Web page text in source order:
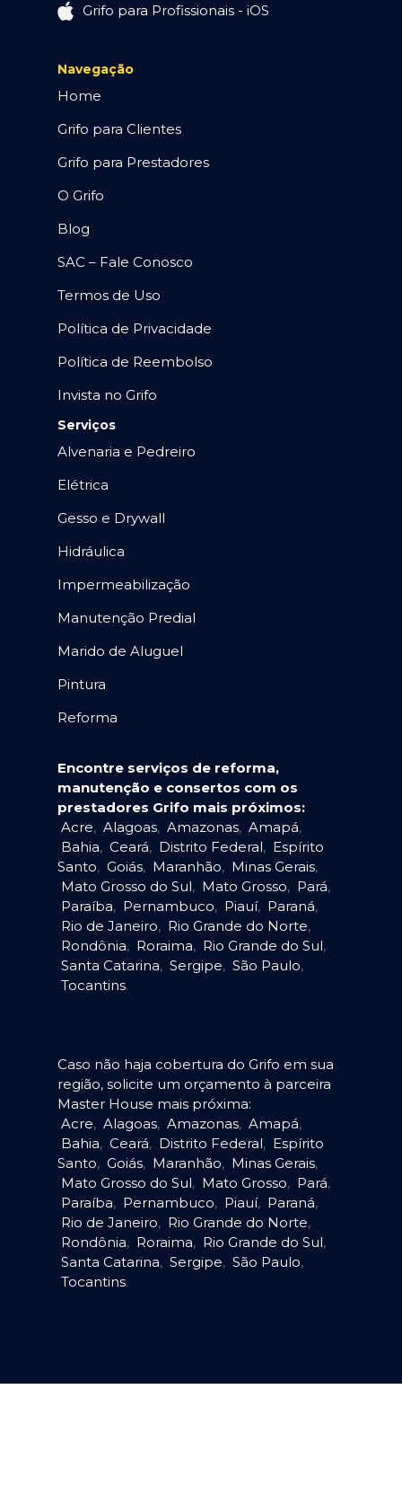
Grifo para Profissionais - iOS
Navegação
Home
Grifo para Clientes
Grifo para Prestadores
O Grifo
Blog
SAC – Fale Conosco
Termos de Uso
Política de Privacidade
Política de Reembolso
Invista no Grifo
Serviços
Alvenaria e Pedreiro
Elétrica
Gesso e Drywall
Hidráulica
Impermeabilização
Manutenção Predial
Marido de Aluguel
Pintura
Reforma
Encontre serviços de reforma,
manutenção e consertos com os
prestadores Grifo mais próximos:
Acre, Alagoas, Amazonas, Amapá,
Bahia, Ceará, Distrito Federal, Espírito
Santo, Goiás, Maranhão, Minas Gerais,
Mato Grosso do Sul, Mato Grosso, Pará,
Paraíba, Pernambuco, Piauí, Paraná,
Rio de Janeiro, Rio Grande do Norte,
Rondônia, Roraima, Rio Grande do Sul,
Santa Catarina, Sergipe, São Paulo,
Tocantins.
Caso não haja cobertura do Grifo em sua
região, solicite um orçamento à parceira
Master House mais próxima:
Acre, Alagoas, Amazonas, Amapá,
Bahia, Ceará, Distrito Federal, Espírito
Santo, Goiás, Maranhão, Minas Gerais,
Mato Grosso do Sul, Mato Grosso, Pará,
Paraíba, Pernambuco, Piauí, Paraná,
Rio de Janeiro, Rio Grande do Norte,
Rondônia, Roraima, Rio Grande do Sul,
Santa Catarina, Sergipe, São Paulo,
Tocantins.